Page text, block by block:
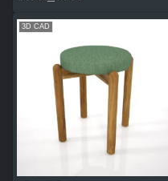
3D CAD